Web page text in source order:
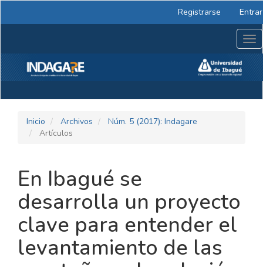
lateral
Registrarse Entrar
Inicio Archivos
Núm. 5 (2017): Indagare
Artículos
En Ibagué se
desarrolla un proyecto
clave para entender el
levantamiento de las